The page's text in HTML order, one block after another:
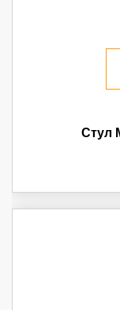
Стул